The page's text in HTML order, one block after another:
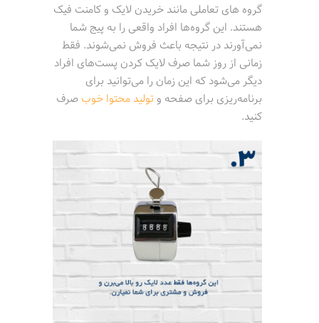
گروه های تعاملی مانند خریدن لایک و کامنت فیک
هستند. این گروه‌ها افراد واقعی را به پیج شما
نمی‌آورند در نتیجه باعث فروش نمی‌شوند. فقط
زمانی از روز شما صرف لایک کردن پست‌های افراد
دیگر می‌شود که این زمان را می‌توانید برای
برنامه‌ریزی برای صفحه و تولید محتوا خوب صرف
کنید.